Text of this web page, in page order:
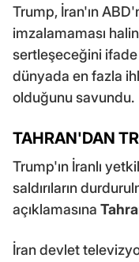
Trump, İran'ın
imzalamaması
sertleşeceğini
dünyada en fazla
olduğunu savundu.
TAHRAN'DAN
Trump'ın İranlı
saldırıların
açıklamasına
İran devlet